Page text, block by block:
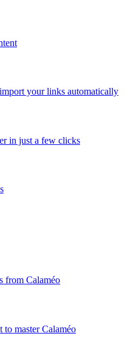
your links automatically
in just a few clicks
from Calaméo
to master Calaméo